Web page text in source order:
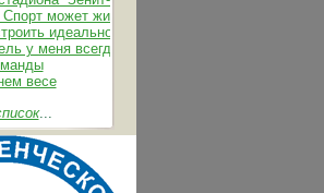
может жить без допинга
идеальное тело
у меня всегда одна – выжимать из себя и
весе
...